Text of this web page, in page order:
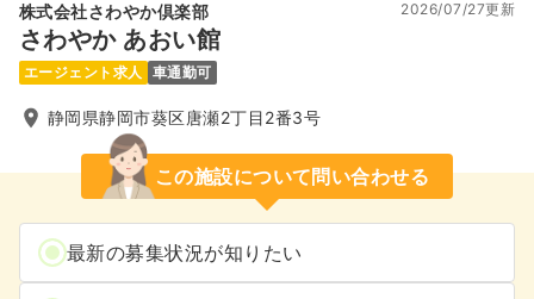
株式会社さわやか倶楽部
さわやか あおい館
2026/07/27更新
エージェント求人 車通勤可
静岡県静岡市葵区唐瀬2丁目2番3号
この施設について問い合わせる
最新の募集状況が知りたい